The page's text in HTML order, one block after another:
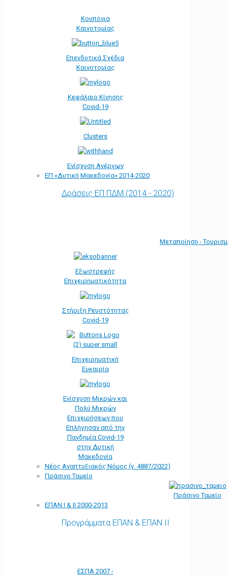
Κουπόνια
Καινοτομίας
Επενδυτικά Σχέδια
Καινοτομίας
Κεφάλαιο Κίνησης
Covid-19
Clusters
Ενίσχυση Ανέργων
ΕΠ «Δυτική Μακεδονία» 2014-2020
Δράσεις ΕΠ ΠΔΜ (2014 - 2020)
Μεταποίηση -
Εξωστρεφής
Επιχειρηματικότητα
Στήριξη Ρευστότητας
Covid-19
Επιχειρηματική
Ευκαιρία
Ενίσχυση Μικρών και
Πολύ Μικρών
Επιχειρήσεων που
Επλήγησαν από την
Πανδημία Covid-19
στην Δυτική
Μακεδονία
Νέος Αναπτυξιακός Νόμος (ν. 4887/2022)
Πράσινο Ταμείο
Πράσινο Ταμείο
ΕΠΑΝ Ι & ΙΙ 2000-2013
Προγράμματα ΕΠΑΝ & ΕΠΑΝ ΙΙ
ΕΣΠΑ 2007 -